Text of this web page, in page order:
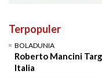
Terpopuler
BOLADUNIA
Roberto Mancini
Italia